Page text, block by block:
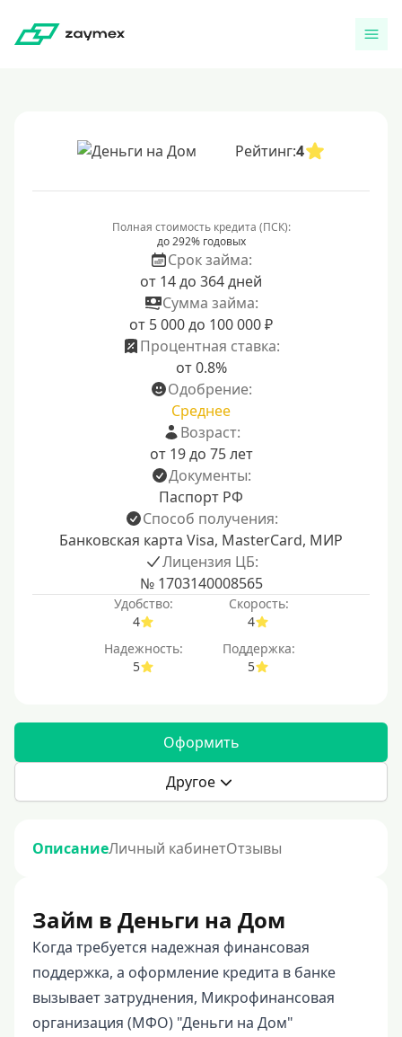
Рейтинг:4
Полная стоимость кредита (ПСК):
до 292% годовых
Срок займа:
от 14 до 364 дней
Сумма займа:
от 5 000 до 100 000 ₽
Процентная ставка:
от 0.8%
Одобрение:
Среднее
Возраст:
от 19 до 75 лет
Документы:
Паспорт РФ
Способ получения:
Банковская карта Visa, MasterCard, МИР
Лицензия ЦБ:
№ 1703140008565
Удобство:
4
Скорость:
4
Надежность:
5
Поддержка:
5
Оформить
Другое
ОписаниеЛичный кабинетОтзывы
Займ в Деньги на Дом
Когда требуется надежная финансовая
поддержка, а оформление кредита в банке
вызывает затруднения, Микрофинансовая
организация (МФО) "Деньги на Дом"